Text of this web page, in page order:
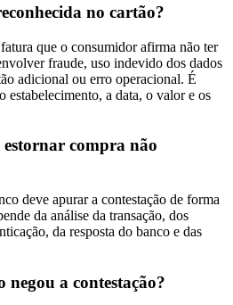
no cartão?
que o consumidor afirma não ter
fraude, uso indevido dos dados
adicional ou erro operacional. É
estabelecimento, a data, o valor e os
compra não
deve apurar a contestação de forma
da análise da transação, dos
da resposta do banco e das
negou a contestação?